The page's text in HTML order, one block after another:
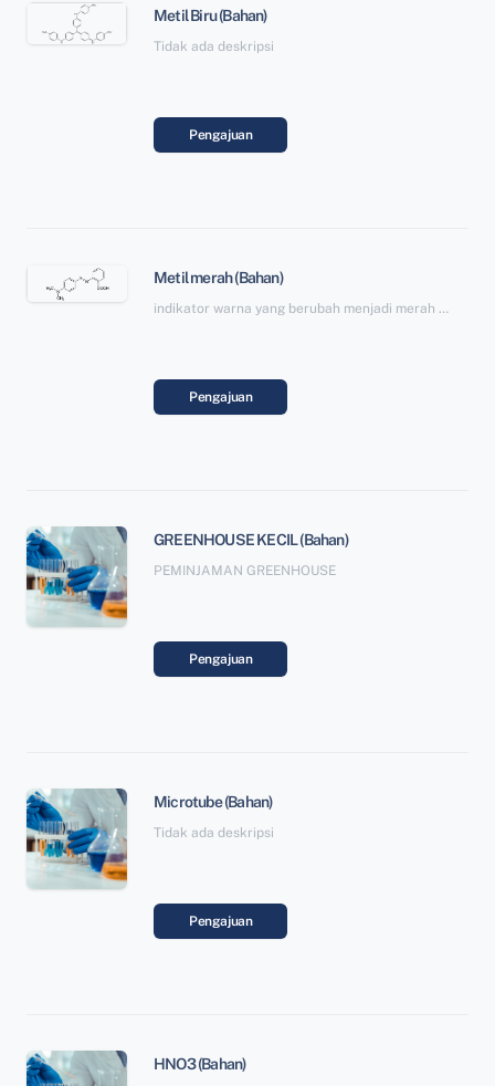
Metil Biru (Bahan)
Tidak ada deskripsi
Pengajuan
Metil merah (Bahan)
indikator warna yang berubah menjadi merah dalam larutan asam
Pengajuan
GREENHOUSE KECIL (Bahan)
PEMINJAMAN GREENHOUSE
Pengajuan
Microtube (Bahan)
Tidak ada deskripsi
Pengajuan
HNO3 (Bahan)